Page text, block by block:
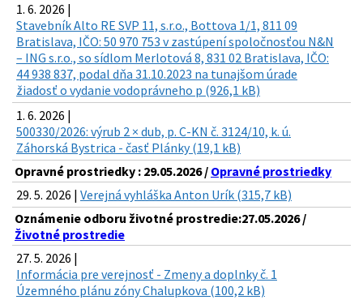
1. 6. 2026 |
Stavebník Alto RE SVP 11, s.r.o., Bottova 1/1, 811 09
Bratislava, IČO: 50 970 753 v zastúpení spoločnosťou N&N
– ING s.r.o., so sídlom Merlotová 8, 831 02 Bratislava, IČO:
44 938 837, podal dňa 31.10.2023 na tunajšom úrade
žiadosť o vydanie vodoprávneho p (926,1 kB)
1. 6. 2026 |
500330/2026: výrub 2 × dub, p. C-KN č. 3124/10, k. ú.
Záhorská Bystrica - časť Plánky (19,1 kB)
Opravné prostriedky : 29.05.2026 / Opravné prostriedky
29. 5. 2026 | Verejná vyhláška Anton Urík (315,7 kB)
Oznámenie odboru životné prostredie:27.05.2026 /
Životné prostredie
27. 5. 2026 |
Informácia pre verejnosť - Zmeny a doplnky č. 1
Územného plánu zóny Chalupkova (100,2 kB)